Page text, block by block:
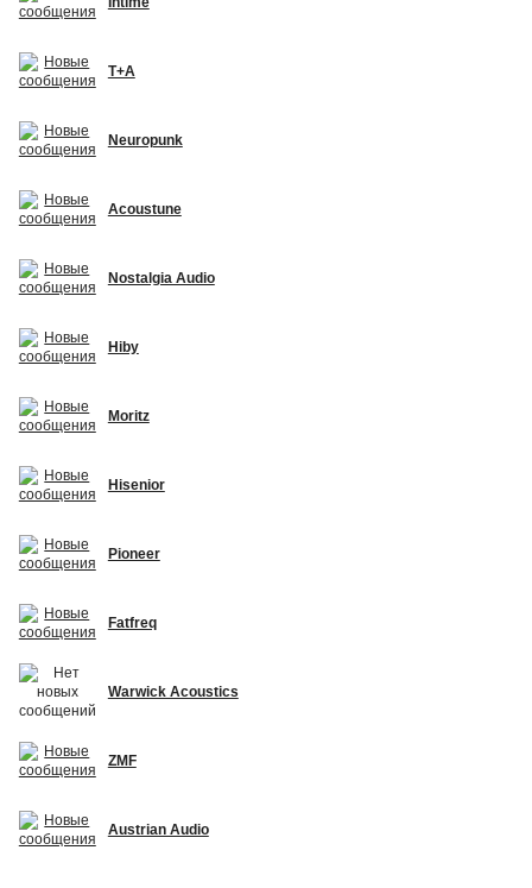
T+A
Neuropunk
Acoustune
Nostalgia Audio
Hiby
Moritz
Hisenior
Pioneer
Fatfreq
Warwick Acoustics
ZMF
Austrian Audio